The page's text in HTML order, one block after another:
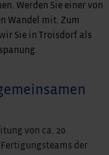
Werden Sie einer von
Wandel mit. Zum
Sie in Troisdorf als
von ca. 20
der